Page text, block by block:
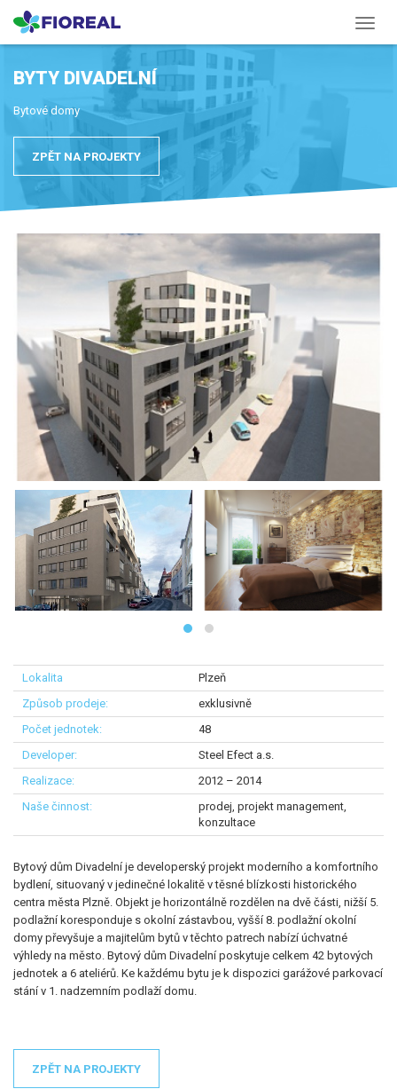
Menu
BYTY DIVADELNÍ
Bytové domy
ZPĚT NA PROJEKTY
Plzeň
exklusivně
48
Steel Efect a.s.
2012 – 2014
prodej, projekt management,
konzultace
Bytový dům Divadelní je developerský projekt moderního a komfortního
bydlení, situovaný v jedinečné lokalitě v těsné blízkosti historického
centra města Plzně. Objekt je horizontálně rozdělen na dvě části, nižší 5.
podlažní koresponduje s okolní zástavbou, vyšší 8. podlažní okolní
domy převyšuje a majitelům bytů v těchto patrech nabízí úchvatné
výhledy na město. Bytový dům Divadelní poskytuje celkem 42 bytových
jednotek a 6 ateliérů. Ke každému bytu je k dispozici garážové parkovací
stání v 1. nadzemním podlaží domu.
ZPĚT NA PROJEKTY